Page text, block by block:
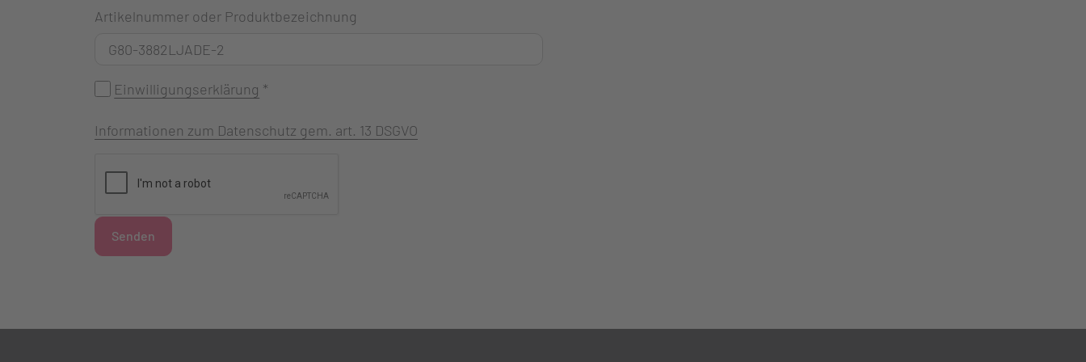
Artikelnummer oder Produktbezeichnung
Einwilligungserklärung *
Informationen zum Datenschutz gem. art. 13 DSGVO
Senden